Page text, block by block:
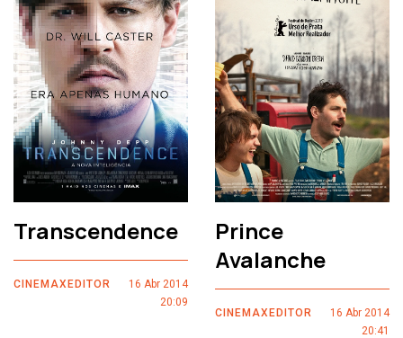
Transcendence
CINEMAXEDITOR
16 Abr 2014
20:09
Prince
Avalanche
CINEMAXEDITOR
16 Abr 2014
20:41